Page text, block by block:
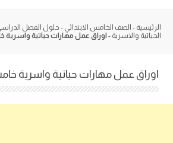
الرئيسية - الصف الخامس الابتدائي - حلول الفصل
الحياتية والاسرية - اوراق عمل مهارات حياتية واسرية
اوراق عمل مهارات حياتية واسرية خامس